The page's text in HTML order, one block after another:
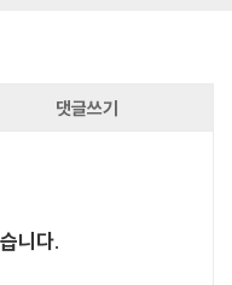
댓글쓰기
니다.